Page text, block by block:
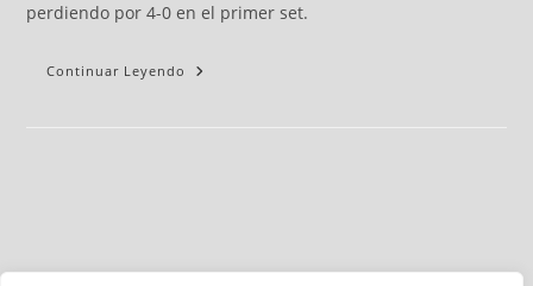
perdiendo por 4-0 en el primer set.
Continuar Leyendo